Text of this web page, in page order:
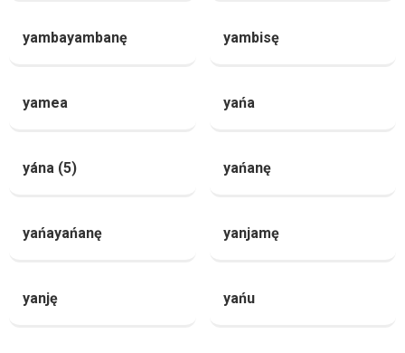
yambayambanę yambisę
yamea yańa
yána (5) yańanę
yańayańanę yanjamę
yanję yańu